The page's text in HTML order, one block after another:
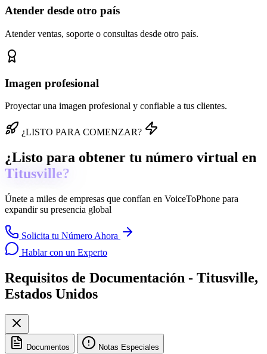
Atender desde otro país
Atender ventas, soporte o consultas desde otro país.
Imagen profesional
Proyectar una imagen profesional y confiable a tus clientes.
¿LISTO PARA COMENZAR?
¿Listo para obtener tu número virtual en
Titusville?
Únete a miles de empresas que confían en VoiceToPhone para
expandir su presencia global
Solicita tu Número Ahora
Hablar con un Experto
Requisitos de Documentación - Titusville,
Estados Unidos
Documentos Notas Especiales